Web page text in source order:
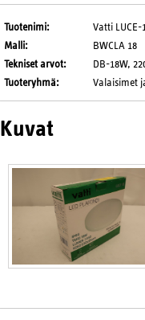
Tuotenimi:
Vatti LUCE-
Malli:
BWCLA 18
Tekniset arvot:
DB-18W,
Tuoteryhmä: Valaisimet
Kuvat